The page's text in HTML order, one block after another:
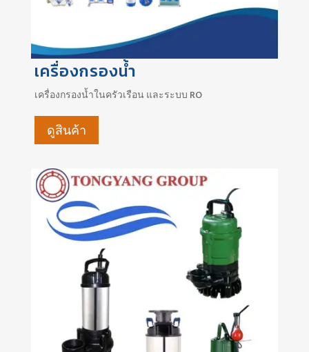
เครื่องกรองน้ำ
เครื่องกรองน้ำในครัวเรือน และระบบ RO
ดูสินค้า